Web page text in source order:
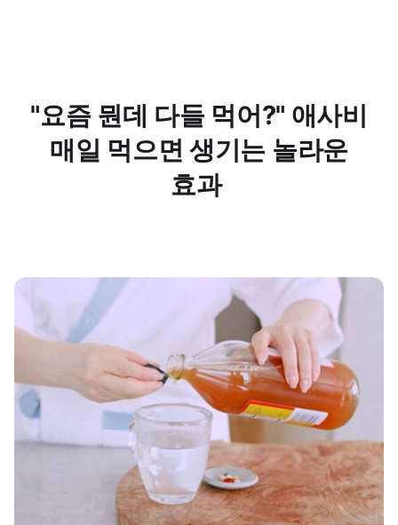
"요즘 뭔데 다들 먹어?" 애사비
매일 먹으면 생기는 놀라운
효과